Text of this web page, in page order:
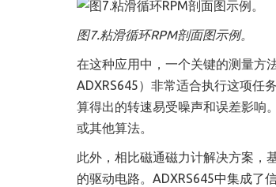
图7.粘滑循环RPM剖面图示例。
在这种应用中，一个关键的测量方
ADXRS645）非常适合执行这项任
算得出的转速易受噪声和误差影响
或其他算法。
此外，相比磁通磁力计解决方案，
的驱动电路。ADXRS645中集成了